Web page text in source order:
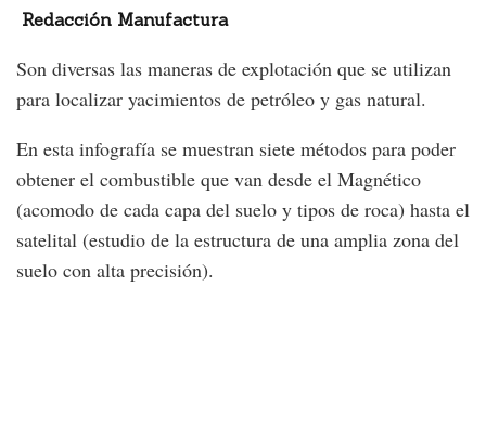
Redacción Manufactura
Son diversas las maneras de explotación que se utilizan
para localizar yacimientos de petróleo y gas natural.
En esta infografía se muestran siete métodos para poder
obtener el combustible que van desde el Magnético
(acomodo de cada capa del suelo y tipos de roca) hasta el
satelital (estudio de la estructura de una amplia zona del
suelo con alta precisión).